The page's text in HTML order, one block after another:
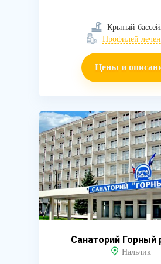
Крытый
Профилей
Цены и
Санаторий Горный
Нальчик